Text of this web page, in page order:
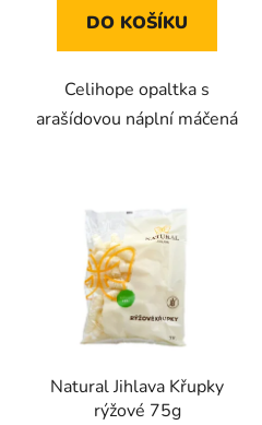
5
DO KOŠÍKU
Celihope opaltka s
arašídovou náplní máčená
Natural Jihlava Křupky
rýžové 75g